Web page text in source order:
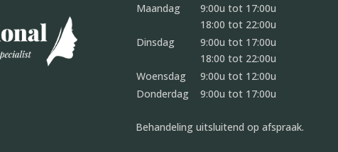
Maandag
9:00u tot 17:00u
18:00 tot 22:00u
Dinsdag
9:00u tot 17:00u
18:00 tot 22:00u
Woensdag
9:00u tot 12:00u
Donderdag
9:00u tot 17:00u
Behandeling uitsluitend op afspraak.